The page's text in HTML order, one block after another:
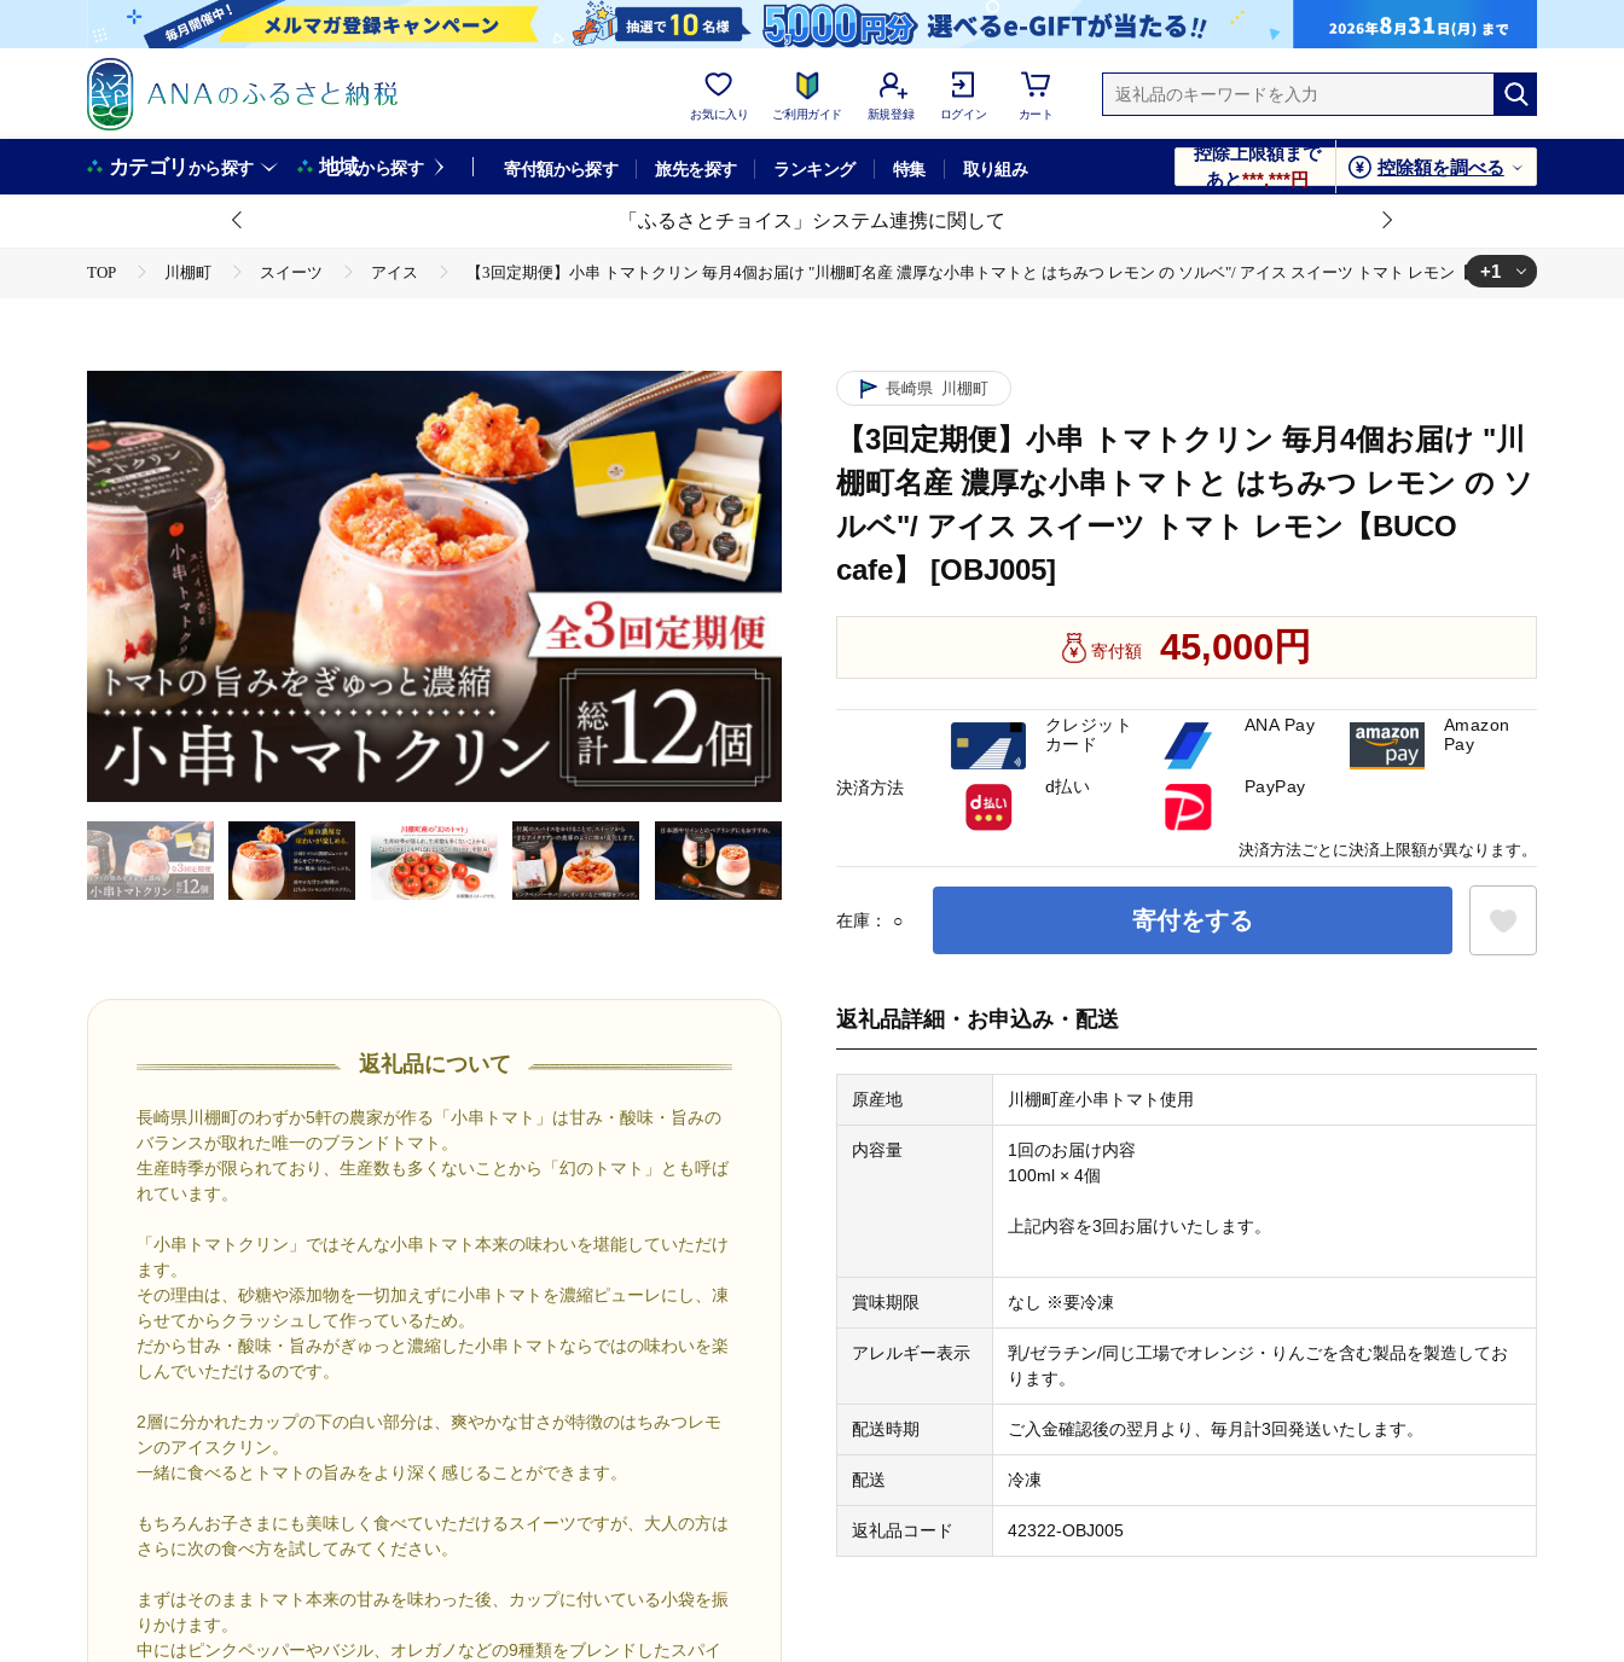
お気に入り ご利用ガイド 新規登録 ログイン カート
カテゴリから探す 地域から探す 寄付額から探す 旅先を探す ランキング 特集 取り組み
控除上限額まで
あと***,***円
控除額を調べる
「ふるさとチョイス」システム連携に関して
TOP 川棚町 スイーツ アイス
【3回定期便】小串 トマトクリン 毎月4個お届け "川棚町名産 濃厚な小串トマトと はちみつ レモン の ソルベ"/ アイス スイーツ トマト レモン【BUCO cafe】
+1
返礼品について
長崎県川棚町のわずか5軒の農家が作る「小串トマト」は甘み・酸味・旨みの
バランスが取れた唯一のブランドトマト。
生産時季が限られており、生産数も多くないことから「幻のトマト」とも呼ば
れています。
「小串トマトクリン」ではそんな小串トマト本来の味わいを堪能していただけ
ます。
その理由は、砂糖や添加物を一切加えずに小串トマトを濃縮ピューレにし、凍
らせてからクラッシュして作っているため。
だから甘み・酸味・旨みがぎゅっと濃縮した小串トマトならではの味わいを楽
しんでいただけるのです。
2層に分かれたカップの下の白い部分は、爽やかな甘さが特徴のはちみつレモ
ンのアイスクリン。
一緒に食べるとトマトの旨みをより深く感じることができます。
もちろんお子さまにも美味しく食べていただけるスイーツですが、大人の方は
さらに次の食べ方を試してみてください。
まずはそのままトマト本来の甘みを味わった後、カップに付いている小袋を振
りかけます。
中にはピンクペッパーやバジル、オレガノなどの9種類をブレンドしたスパイ
長崎県 川棚町
【3回定期便】小串 トマトクリン 毎月4個お届け "川
棚町名産 濃厚な小串トマトと はちみつ レモン の ソ
ルベ"/ アイス スイーツ トマト レモン【BUCO
cafe】 [OBJ005]
寄付額 45,000円
在庫： ○ 寄付をする
返礼品詳細・お申込み・配送
原産地 川棚町産小串トマト使用
内容量
1回のお届け内容
100ml × 4個
上記内容を3回お届けいたします。
賞味期限 なし ※要冷凍
アレルギー表示
乳/ゼラチン/同じ工場でオレンジ・りんごを含む製品を製造してお
ります。
配送時期 ご入金確認後の翌月より、毎月計3回発送いたします。
配送 冷凍
返礼品コード 42322-OBJ005
決済方法
クレジット
カード
ANA Pay
Amazon
Pay
d払い PayPay
決済方法ごとに決済上限額が異なります。